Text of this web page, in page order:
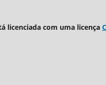
licenciada com uma licença